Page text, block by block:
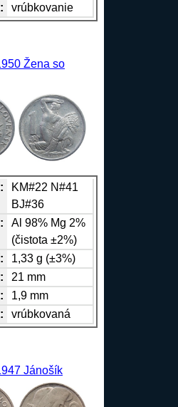
: vrúbkovanie
Žena so
KM#22 N#41
BJ#36
Al 98% Mg 2%
(čistota ±2%)
1,33 g (±3%)
21 mm
1,9 mm
: vrúbkovaná
Jánošík